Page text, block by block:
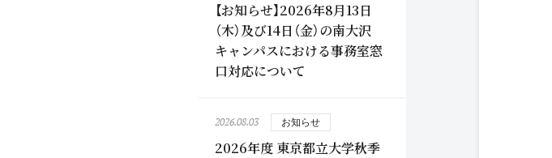
【お知らせ】2026年8月13日
（木）及び14日（金）の南大沢
キャンパスにおける事務室窓
口対応について
2026.08.03 お知らせ
2026年度 東京都立大学秋季